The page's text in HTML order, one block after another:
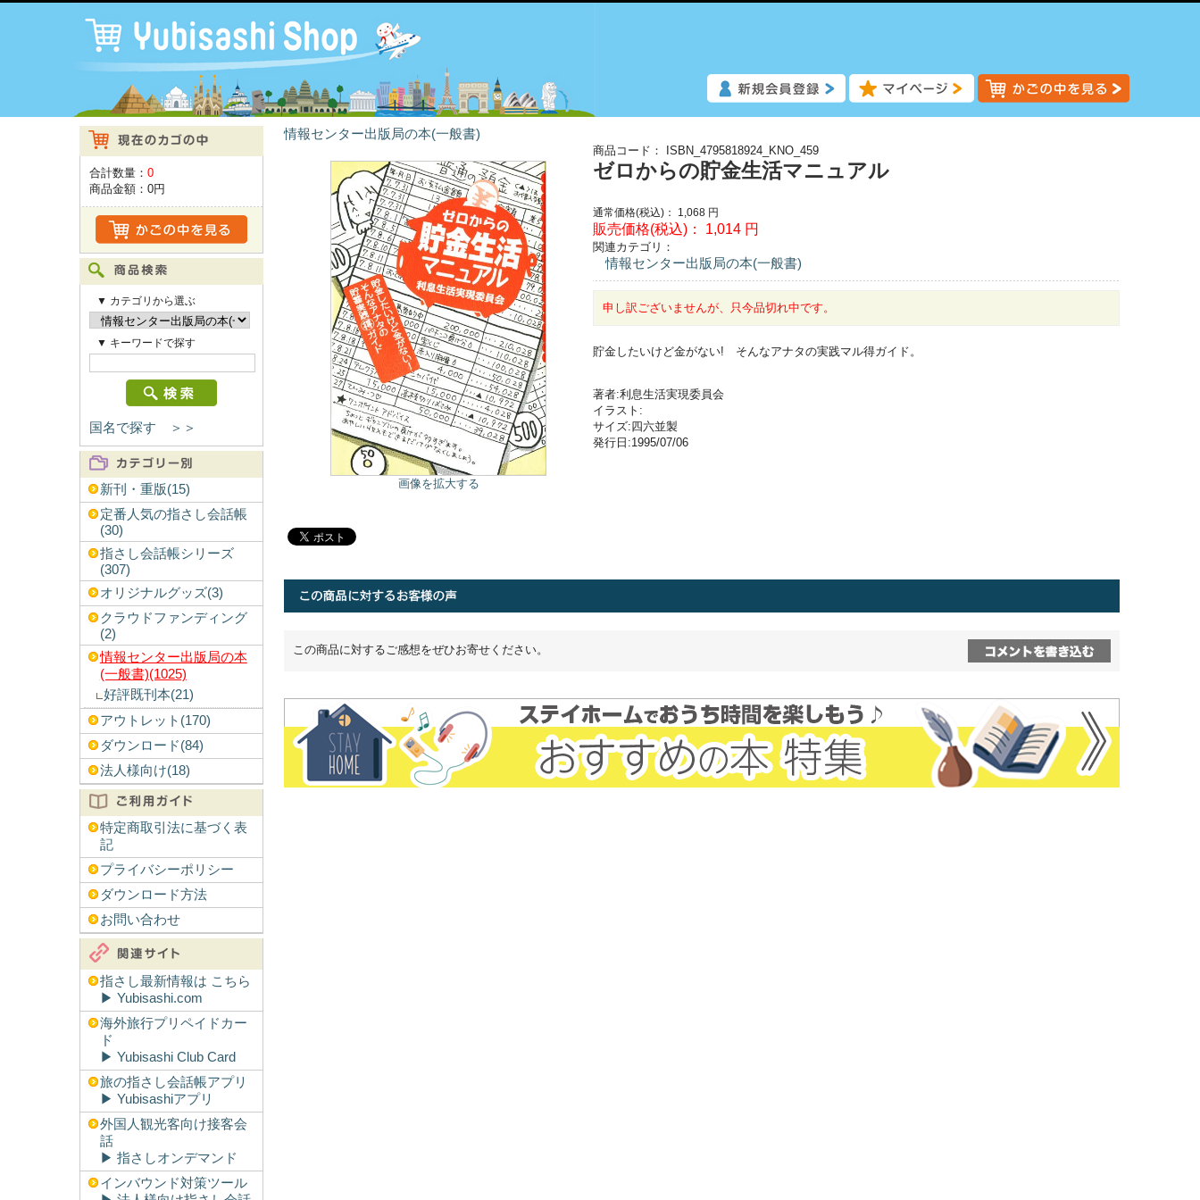
合計数量： 0
商品金額： 0円
▼ カテゴリから選ぶ
▼ キーワードで探す
国名で探す ＞＞
新刊・重版(15)
定番人気の指さし会話帳
(30)
指さし会話帳シリーズ
(307)
オリジナルグッズ(3)
クラウドファンディング
(2)
情報センター出版局の本
(一般書)(1025)
好評既刊本(21)
アウトレット(170)
ダウンロード(84)
法人様向け(18)
特定商取引法に基づく表
記
プライバシーポリシー
ダウンロード方法
お問い合わせ
指さし最新情報は こちら
▶︎ Yubisashi.com
海外旅行プリペイドカー
ド
▶︎ Yubisashi Club Card
旅の指さし会話帳アプリ
▶︎ Yubisashiアプリ
外国人観光客向け接客会
話
▶︎ 指さしオンデマンド
インバウンド対策ツール
情報センター出版局の本(一般書)
画像を拡大する
商品コード： ISBN_4795818924_KNO_459
ゼロからの貯金生活マニュアル
通常価格(税込)： 1,068 円
販売価格(税込)： 1,014 円
関連カテゴリ：
情報センター出版局の本(一般書)
申し訳ございませんが、只今品切れ中です。
貯金したいけど金がない! そんなアナタの実践マル得ガイド。
著者:利息生活実現委員会
イラスト:
サイズ:四六並製
発行日:1995/07/06
この商品に対するご感想をぜひお寄せください。